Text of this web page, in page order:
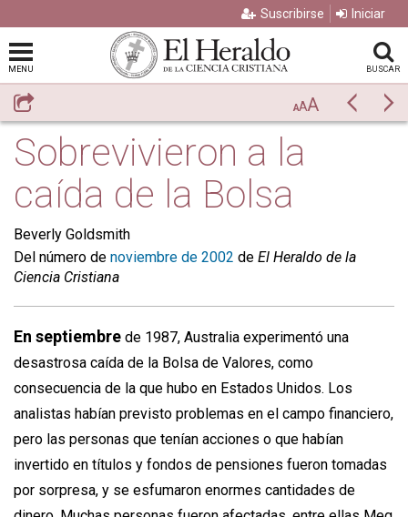
Suscribirse Iniciar
MENU BUSCAR
Compartir AAA Previo
Sobrevivieron a la
caída de la Bolsa
Beverly Goldsmith
Del número de noviembre de 2002 de El Heraldo de la
Ciencia Cristiana
En septiembre de 1987, Australia experimentó una
desastrosa caída de la Bolsa de Valores, como
consecuencia de la que hubo en Estados Unidos. Los
analistas habían previsto problemas en el campo financiero,
pero las personas que tenían acciones o que habían
invertido en títulos y fondos de pensiones fueron tomadas
por sorpresa, y se esfumaron enormes cantidades de